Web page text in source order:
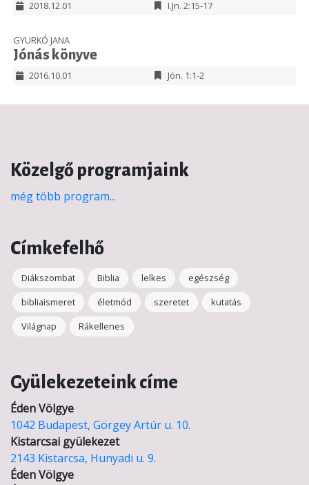
2018.12.01 I.Jn. 2:15-17
GYURKÓ JANA
Jónás könyve
2016.10.01 Jón. 1:1-2
Közelgő programjaink
még több program...
Címkefelhő
Diákszombat Biblia lelkes
egészség
bibliaismeret
életmód szeretet
kutatás
Világnap
Rákellenes
Gyülekezeteink címe
Éden Völgye
1042 Budapest, Görgey Artúr u. 10.
Kistarcsai gyülekezet
2143 Kistarcsa, Hunyadi u. 9.
Éden Völgye